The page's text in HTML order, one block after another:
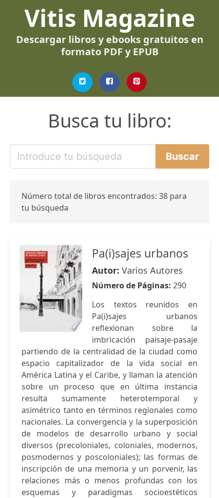
Vitis Magazine
Descargar libros y ebooks gratuitos en
formato PDF y EPUB
Busca tu libro:
Número total de libros encontrados: 38 para
tu búsqueda
Pa(i)sajes urbanos
Autor: Varios Autores
Número de Páginas: 290
Los textos reunidos en
Pa(i)sajes urbanos
reflexionan sobre la
imbricación paisaje-pasaje
partiendo de la centralidad de la ciudad como
espacio capitalizador de la vida social en
América Latina y el Caribe, y llaman la atención
sobre un proceso que en última instancia
resulta sumamente heterotemporal y
asimétrico tanto en términos regionales como
nacionales. La convergencia y la superposición
de modelos de desarrollo urbano y social
diversos (precoloniales, coloniales, modernos,
posmodernos y poscoloniales); las formas de
inscripción de una memoria y un porvenir, las
relaciones más o menos profundas con los
esquemas y paradigmas socioestéticos